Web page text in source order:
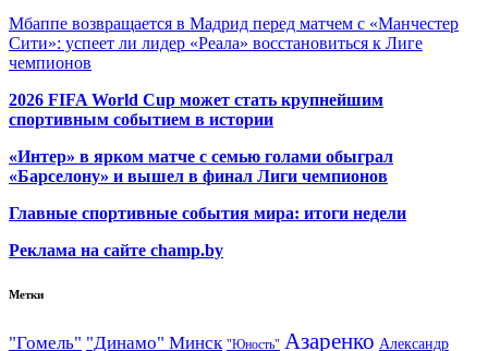
Мбаппе возвращается в Мадрид перед матчем с «Манчестер
Сити»: успеет ли лидер «Реала» восстановиться к Лиге
чемпионов
2026 FIFA World Cup может стать крупнейшим
спортивным событием в истории
«Интер» в ярком матче с семью голами обыграл
«Барселону» и вышел в финал Лиги чемпионов
Главные спортивные события мира: итоги недели
Реклама на сайте champ.by
Метки
"Гомель" "Динамо" Минск "Юность" Азаренко Александр